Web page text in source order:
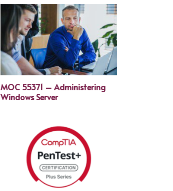
MOC 55371 – Administering
Windows Server